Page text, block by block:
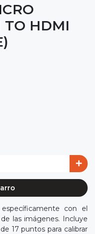
TO HDMI
con el
las imágenes. Incluye
17 puntos para calibrar